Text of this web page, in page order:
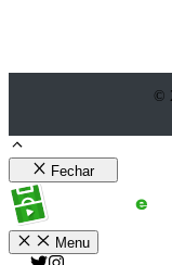
©
Fechar
Menu